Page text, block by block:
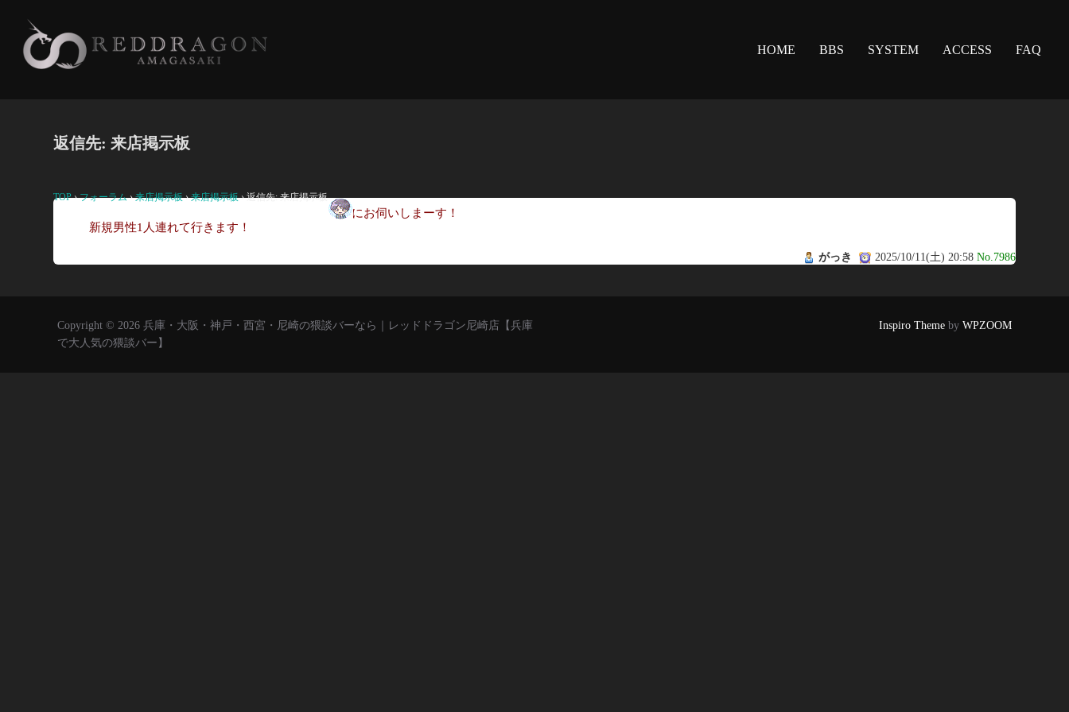
HOME BBS SYSTEM ACCESS FAQ
返信先: 来店掲示板
TOP › フォーラム › 来店掲示板 › 来店掲示板 › 返信先: 来店掲示板
久々にお伺いしまーす！
新規男性1人連れて行きます！
がっき 2025/10/11(土) 20:58 No.7986
Copyright © 2026 兵庫・大阪・神戸・西宮・尼崎の猥談バーなら｜レッドドラゴン尼崎店【兵庫
で大人気の猥談バー】
Inspiro Theme by WPZOOM